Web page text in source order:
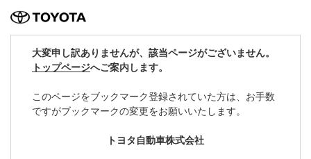
大変申し訳ありませんが、該当ページがございません。
トップページへご案内します。
このページをブックマーク登録されていた方は、 お手数
ですがブックマークの変更をお願いいたします。
トヨタ自動車株式会社